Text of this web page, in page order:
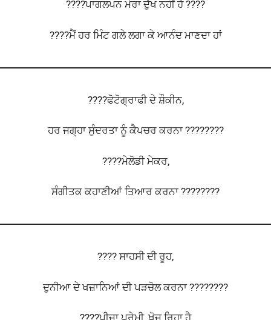
????ਪਾਗਲਪਨ ਮੇਰਾ ਦੁੱਖ ਨਹੀਂ ਹੈ ????
????ਮੈਂ ਹਰ ਮਿੰਟ ਗਲੇ ਲਗਾ ਕੇ ਆਨੰਦ ਮਾਣਦਾ ਹਾਂ
????ਫੋਟੋਗ੍ਰਾਫੀ ਦੇ ਸ਼ੌਕੀਨ,
ਹਰ ਜਗ੍ਹਾ ਸੁੰਦਰਤਾ ਨੂੰ ਕੈਪਚਰ ਕਰਨਾ ????????
????ਮੇਲੋਡੀ ਮੇਕਰ,
ਸੰਗੀਤਕ ਕਹਾਣੀਆਂ ਤਿਆਰ ਕਰਨਾ ????????
???? ਸਾਹਸੀ ਦੀ ਰੂਹ,
ਦੁਨੀਆ ਦੇ ਖਜ਼ਾਨਿਆਂ ਦੀ ਪੜਚੋਲ ਕਰਨਾ ????️????